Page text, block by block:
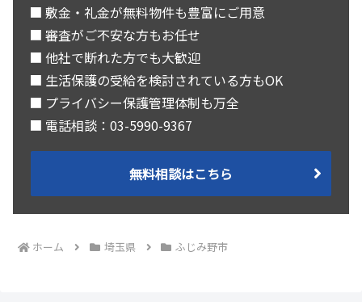
■ 敷金・礼金が無料物件も豊富にご用意
■ 審査がご不安な方もお任せ
■ 他社で断れた方でも大歓迎
■ 生活保護の受給を検討されている方もOK
■ プライバシー保護管理体制も万全
■ 電話相談：03-5990-9367
無料相談はこちら
ホーム 埼玉県 ふじみ野市